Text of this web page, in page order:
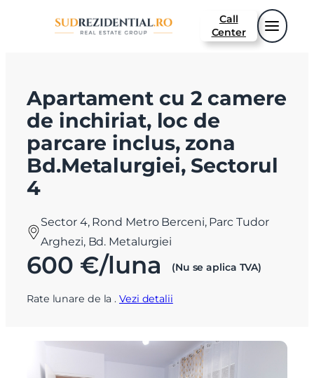
Call
Center
Apartament cu 2 camere
de inchiriat, loc de
parcare inclus, zona
Bd.Metalurgiei, Sectorul
4
Sector 4, Rond Metro Berceni, Parc Tudor
Arghezi, Bd. Metalurgiei
600 €/luna (Nu se aplica TVA)
Rate lunare de la.Vezi detalii